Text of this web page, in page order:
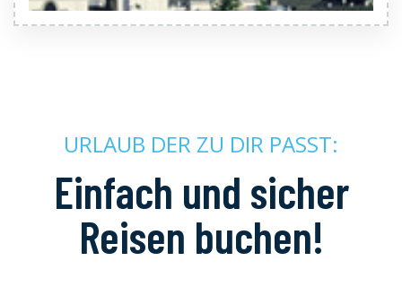
URLAUB DER ZU DIR PASST:
Einfach und sicher
Reisen buchen!